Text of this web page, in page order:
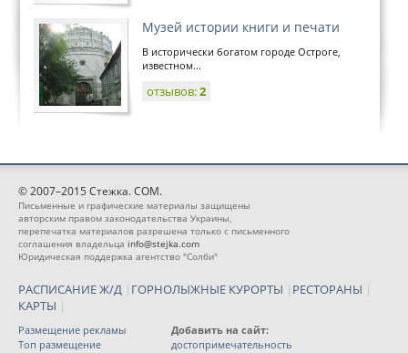
Музей истории книги и печати
В исторически богатом городе Остроге,
известном...
отзывов:2
© 2007–2015 Стежка. COM.
Письменные и графические материалы защищены
авторским правом законодательства Украины,
перепечатка материалов разрешена только с письменного
соглашения владельца info@stejka.com
Юридическая поддержка агентство "Солби"
РАСПИСАНИЕ Ж/Д | ГОРНОЛЫЖНЫЕ КУРОРТЫ | РЕСТОРАНЫ |
КАРТЫ |
Размещение рекламы
Топ размещение
Добавить на сайт:
достопримечательность